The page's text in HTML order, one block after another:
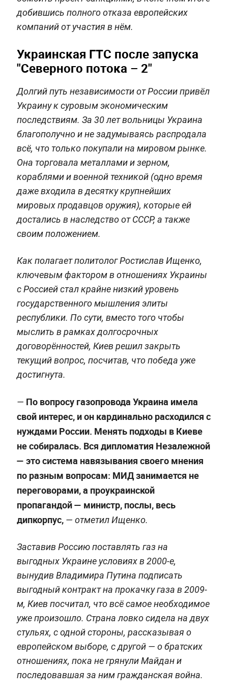
добившись полного отказа европейских
компаний от участия в нём.
Украинская ГТС после запуска
"Северного потока – 2"
Долгий путь независимости от России привёл
Украину к суровым экономическим
последствиям. За 30 лет вольницы Украина
благополучно и не задумываясь распродала
всё, что только покупали на мировом рынке.
Она торговала металлами и зерном,
кораблями и военной техникой (одно время
даже входила в десятку крупнейших
мировых продавцов оружия), которые ей
достались в наследство от СССР, а также
своим положением.
Как полагает политолог Ростислав Ищенко,
ключевым фактором в отношениях Украины
с Россией стал крайне низкий уровень
государственного мышления элиты
республики. По сути, вместо того чтобы
мыслить в рамках долгосрочных
договорённостей, Киев решил закрыть
текущий вопрос, посчитав, что победа уже
достигнута.
— По вопросу газопровода Украина имела
свой интерес, и он кардинально расходился с
нуждами России. Менять подходы в Киеве
не собиралась. Вся дипломатия Незалежной
— это система навязывания своего мнения
по разным вопросам: МИД занимается не
переговорами, а проукраинской
пропагандой — министр, послы, весь
дипкорпус, — отметил Ищенко.
Заставив Россию поставлять газ на
выгодных Украине условиях в 2000-е,
вынудив Владимира Путина подписать
выгодный контракт на прокачку газа в 2009-
м, Киев посчитал, что всё самое необходимое
уже произошло. Страна ловко сидела на двух
стульях, с одной стороны, рассказывая о
европейском выборе, с другой — о братских
отношениях, пока не грянули Майдан и
последовавшая за ним гражданская война.